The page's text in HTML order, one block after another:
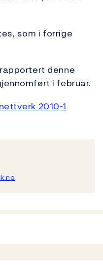
som i forrige
denne
i februar.
2010-1